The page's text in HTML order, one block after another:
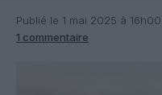
Publié le 1 mai 2025 à 16h00
1 commentaire